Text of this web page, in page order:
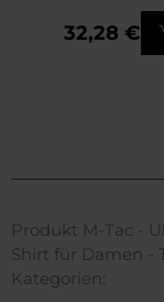
32,28 €
Produkt M-Tac -
Shirt für Damen -
Kategorien: